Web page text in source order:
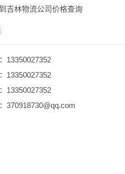
吉林物流公司价格查询
13350027352
13350027352
13350027352
370918730@qq.com